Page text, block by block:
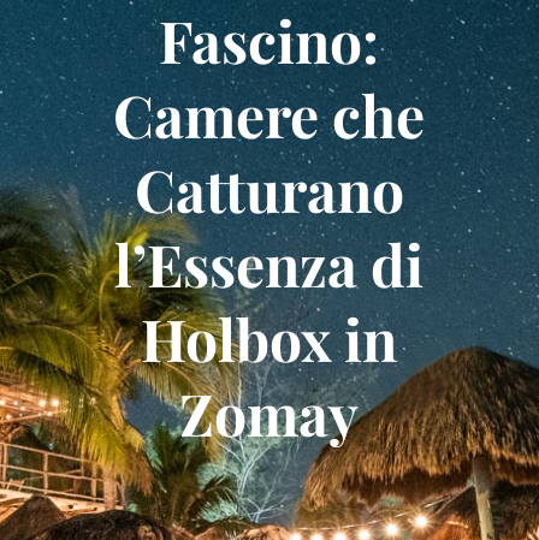
Fascino:
Camere che
Catturano
l’Essenza di
Holbox in
Zomay